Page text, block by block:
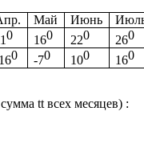
Май Июнь
0 160 220 260
0 -70 100 160
tt всех месяцев) :